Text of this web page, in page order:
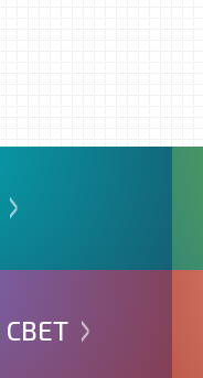
>
СВЕТ >